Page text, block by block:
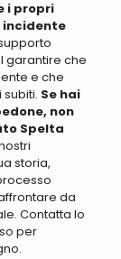
i propri
incidente
garantire che
e che
Se hai
non
Spelta
storia,
da
Contatta lo
per